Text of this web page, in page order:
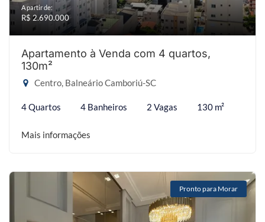
A partir de:
R$ 2.690.000
Apartamento à Venda com 4 quartos,
130m²
Centro, Balneário Camboriú-SC
4 Quartos 4 Banheiros 2 Vagas 130 m²
Mais informações
Pronto para Morar